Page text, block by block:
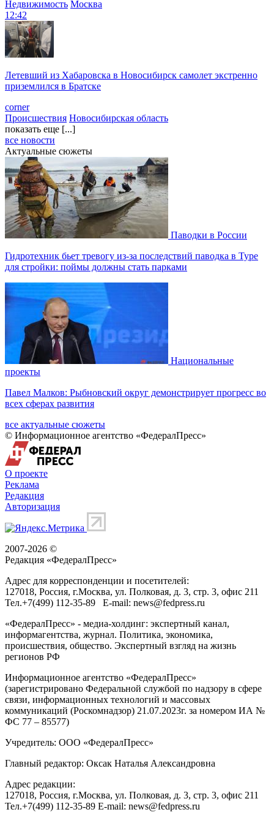
Недвижимость Москва
12:42
Летевший из Хабаровска в Новосибирск самолет экстренно
приземлился в Братске
corner
Происшествия Новосибирская область
показать еще [...]
все новости
Актуальные сюжеты
Паводки в России
Гидротехник бьет тревогу из-за последствий паводка в Туре
для стройки: поймы должны стать парками
Национальные
проекты
Павел Малков: Рыбновский округ демонстрирует прогресс во
всех сферах развития
все актуальные сюжеты
© Информационное агентство «ФедералПресс»
О проекте
Реклама
Редакция
Авторизация
2007-2026 ©
Редакция «ФедералПресс»
Адрес для корреспонденции и посетителей:
127018, Россия, г.Москва, ул. Полковая, д. 3, стр. 3, офис 211
Тел.+7(499) 112-35-89 E-mail: news@fedpress.ru
«ФедералПресс» - медиа-холдинг: экспертный канал,
информагентства, журнал. Политика, экономика,
происшествия, общество. Экспертный взгляд на жизнь
регионов РФ
Информационное агентство «ФедералПресс»
(зарегистрировано Федеральной службой по надзору в сфере
связи, информационных технологий и массовых
коммуникаций (Роскомнадзор) 21.07.2023г. за номером ИА №
ФС 77 – 85577)
Учредитель: ООО «ФедералПресс»
Главный редактор: Оксак Наталья Александровна
Адрес редакции:
127018, Россия, г.Москва, ул. Полковая, д. 3, стр. 3, офис 211
Тел.+7(499) 112-35-89 E-mail: news@fedpress.ru